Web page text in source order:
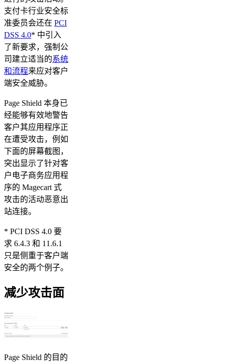
支付卡行业安全标
准委员会还在 PCI
DSS 4.0* 中引入
了新要求，强制公
司建立适当的系统
和流程来应对客户
端安全威胁。
Page Shield 本身已
经能够有效地警告
客户其应用程序正
在遭受攻击，例如
下面的屏幕截图，
突出显示了针对客
户电子商务应用程
序的 Magecart 式
攻击的活动恶意出
站连接。
* PCI DSS 4.0 要
求 6.4.3 和 11.6.1
只是侧重于客户端
安全的两个例子。
减少攻击面
Page Shield 的目的